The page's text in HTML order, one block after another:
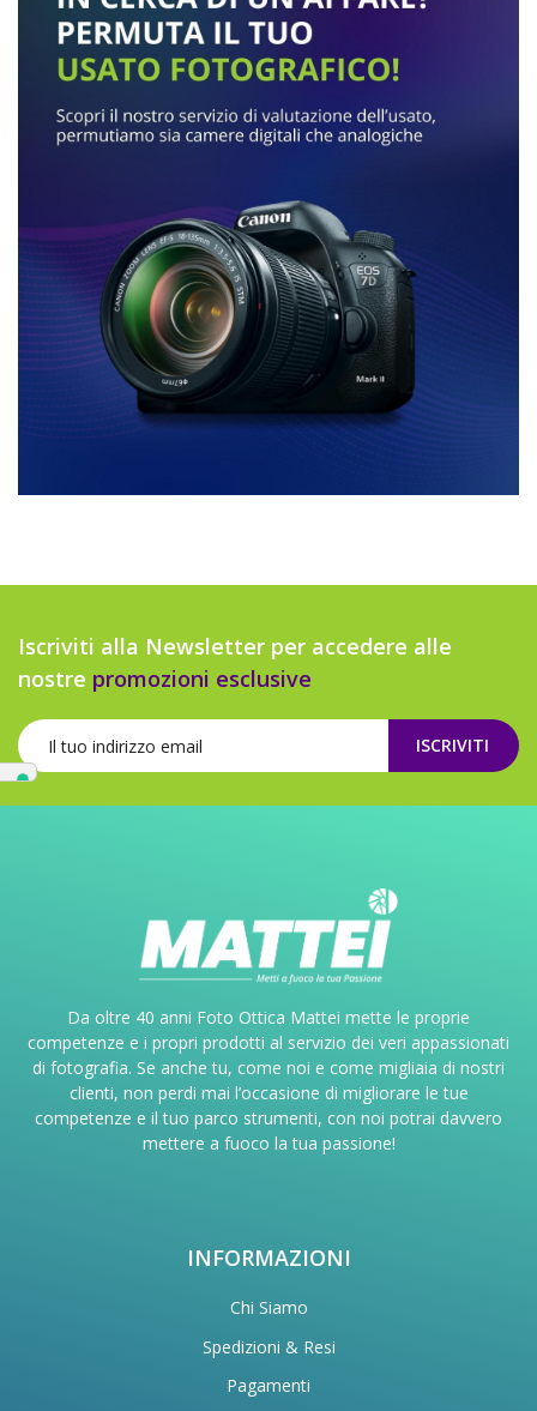
Iscriviti alla Newsletter per accedere alle
nostre promozioni esclusive
ISCRIVITI
Da oltre 40 anni Foto Ottica Mattei mette le proprie
competenze e i propri prodotti al servizio dei veri appassionati
di fotografia. Se anche tu, come noi e come migliaia di nostri
clienti, non perdi mai l’occasione di migliorare le tue
competenze e il tuo parco strumenti, con noi potrai davvero
mettere a fuoco la tua passione!
INFORMAZIONI
Chi Siamo
Spedizioni & Resi
Pagamenti